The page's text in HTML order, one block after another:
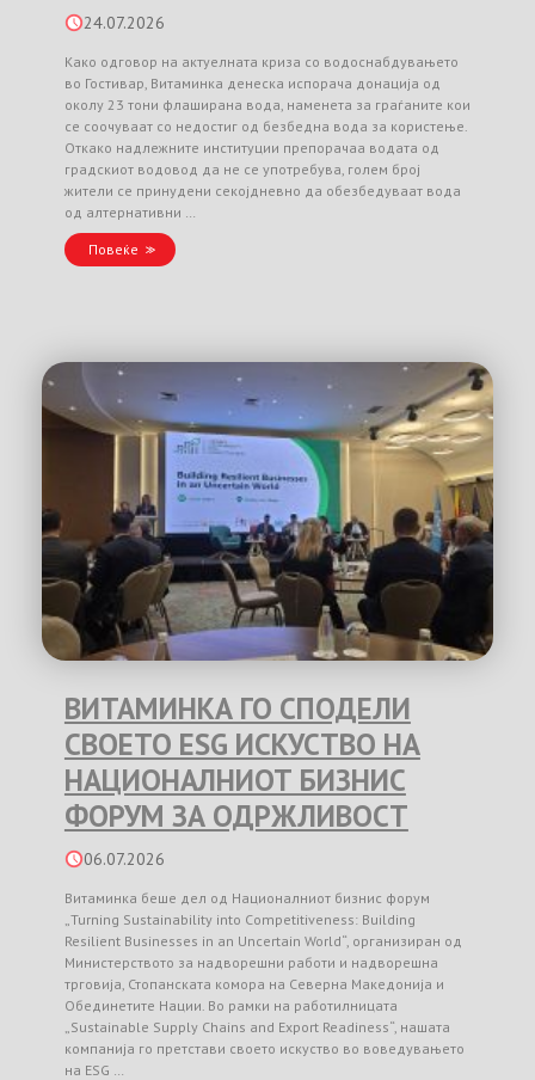
24.07.2026
Како одговор на актуелната криза со водоснабдувањето
во Гостивар, Витаминка денеска испорача донација од
околу 23 тони флаширана вода, наменета за граѓаните кои
се соочуваат со недостиг од безбедна вода за користење.
Откако надлежните институции препорачаа водата од
градскиот водовод да не се употребува, голем број
жители се принудени секојдневно да обезбедуваат вода
од алтернативни …
Повеќе
ВИТАМИНКА ГО СПОДЕЛИ
СВОЕТО ESG ИСКУСТВО НА
НАЦИОНАЛНИОТ БИЗНИС
ФОРУМ ЗА ОДРЖЛИВОСТ
06.07.2026
Витаминка беше дел од Националниот бизнис форум
„Turning Sustainability into Competitiveness: Building
Resilient Businesses in an Uncertain World“, организиран од
Министерството за надворешни работи и надворешна
трговија, Стопанската комора на Северна Македонија и
Обединетите Нации. Во рамки на работилницата
„Sustainable Supply Chains and Export Readiness“, нашата
компанија го претстави своето искуство во воведувањето
на ESG …